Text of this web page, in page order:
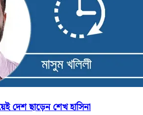
দেশ ছাড়েন শেখ হাসিনা